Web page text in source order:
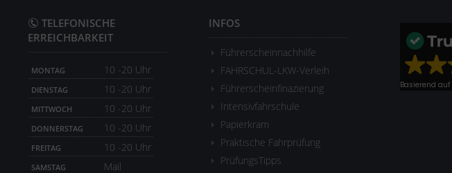
TELEFONISCHE
ERREICHBARKEIT
MONTAG 10 -20 Uhr
DIENSTAG 10 -20 Uhr
MITTWOCH 10 -20 Uhr
DONNERSTAG 10 -20 Uhr
FREITAG 10 -20 Uhr
SAMSTAG Mail
INFOS
Führerscheinnachhilfe
FAHRSCHUL-LKW-Verleih
Führerscheinfinazierung
Intensivfahrschule
Papierkram
Praktische Fahrprüfung
PrüfungsTipps
Basierend auf